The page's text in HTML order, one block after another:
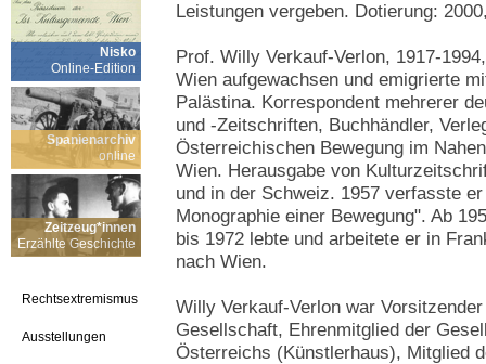
Nisko
Online-Edition
Spanienarchiv
online
Zeitzeug*innen
Erzählte Geschichte
Rechtsextremismus
Ausstellungen
Leistungen vergeben. Dotierung:
Prof. Willy Verkauf-Verlon, 1917-
Wien aufgewachsen und emigrierte
Palästina. Korrespondent mehrerer
und -Zeitschriften, Buchhändler,
Österreichischen Bewegung im
Wien. Herausgabe von
und in der Schweiz. 1957 verfasste
Monographie einer Bewegung". Ab
bis 1972 lebte und arbeitete er in
nach Wien.
Willy Verkauf-Verlon war
Gesellschaft, Ehrenmitglied der
Österreichs (Künstlerhaus), Mitglied